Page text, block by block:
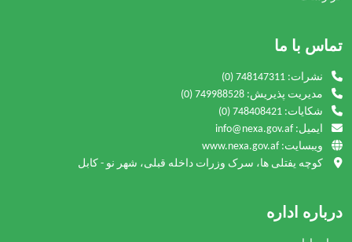
تماس با ما
نشرات: (0) 748147311
مدیریت پذیریش: (0) 749988528
شکایات: (0) 748408421
ایمیل: info@nexa.gov.af
ویبسایت: www.nexa.gov.af
کوچه یفتلی ها، سرک وزرات داخله قبلی، شهر نو - کابل
درباره اداره